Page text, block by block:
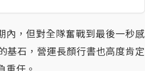
，但對全隊奮戰到最後一秒感
基石，營運長顏行書也高度肯定